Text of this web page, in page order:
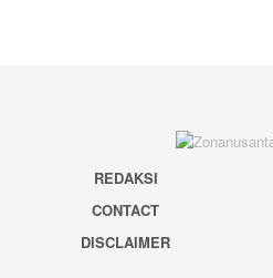
REDAKSI
CONTACT
DISCLAIMER